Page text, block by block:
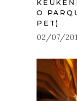
O
PET)
02/07/